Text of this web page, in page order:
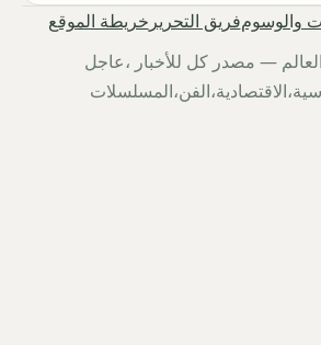
والوسومفريق التحرير خريطة الموقع
العالم — مصدر كل للأخبار ،عاجل